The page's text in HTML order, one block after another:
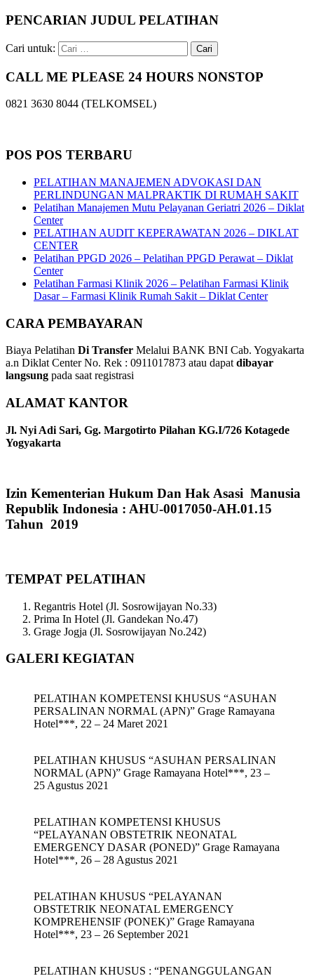
PENCARIAN JUDUL PELATIHAN
Cari untuk:
CALL ME PLEASE 24 HOURS NONSTOP
0821 3630 8044 (TELKOMSEL)
POS POS TERBARU
PELATIHAN MANAJEMEN ADVOKASI DAN
PERLINDUNGAN MALPRAKTIK DI RUMAH SAKIT
Pelatihan Manajemen Mutu Pelayanan Geriatri 2026 – Diklat
Center
PELATIHAN AUDIT KEPERAWATAN 2026 – DIKLAT
CENTER
Pelatihan PPGD 2026 – Pelatihan PPGD Perawat – Diklat
Center
Pelatihan Farmasi Klinik 2026 – Pelatihan Farmasi Klinik
Dasar – Farmasi Klinik Rumah Sakit – Diklat Center
CARA PEMBAYARAN
Biaya Pelatihan Di Transfer Melalui BANK BNI Cab. Yogyakarta
a.n Diklat Center No. Rek : 0911017873 atau dapat dibayar
langsung pada saat registrasi
ALAMAT KANTOR
Jl. Nyi Adi Sari, Gg. Margotirto Pilahan KG.I/726 Kotagede
Yogyakarta
Izin Kementerian Hukum Dan Hak Asasi Manusia
Republik Indonesia : AHU-0017050-AH.01.15
Tahun 2019
TEMPAT PELATIHAN
Regantris Hotel (Jl. Sosrowijayan No.33)
Prima In Hotel (Jl. Gandekan No.47)
Grage Jogja (Jl. Sosrowijayan No.242)
GALERI KEGIATAN
PELATIHAN KOMPETENSI KHUSUS “ASUHAN
PERSALINAN NORMAL (APN)” Grage Ramayana
Hotel***, 22 – 24 Maret 2021
PELATIHAN KHUSUS “ASUHAN PERSALINAN
NORMAL (APN)” Grage Ramayana Hotel***, 23 –
25 Agustus 2021
PELATIHAN KOMPETENSI KHUSUS
“PELAYANAN OBSTETRIK NEONATAL
EMERGENCY DASAR (PONED)” Grage Ramayana
Hotel***, 26 – 28 Agustus 2021
PELATIHAN KHUSUS “PELAYANAN
OBSTETRIK NEONATAL EMERGENCY
KOMPREHENSIF (PONEK)” Grage Ramayana
Hotel***, 23 – 26 September 2021
PELATIHAN KHUSUS : “PENANGGULANGAN